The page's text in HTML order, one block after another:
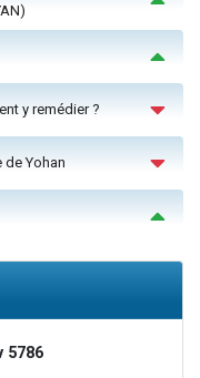
y remédier ?
de Yohan
5786